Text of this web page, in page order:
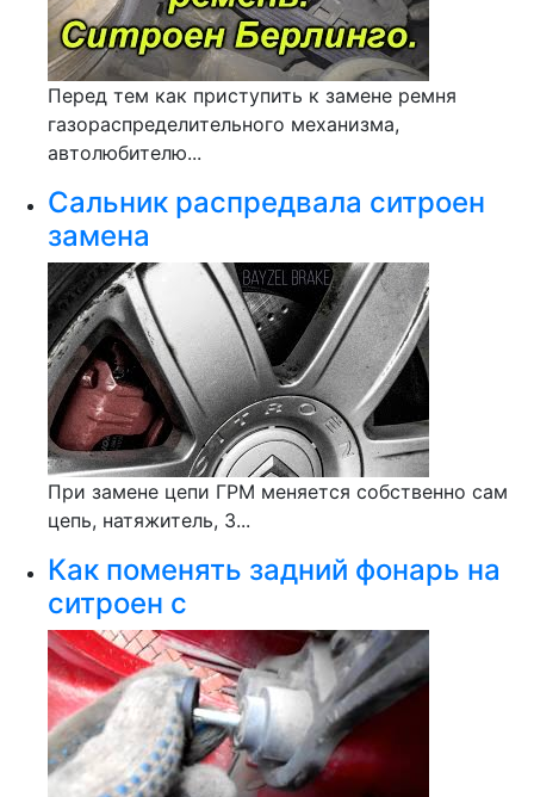
Перед тем как приступить к замене ремня
газораспределительного механизма,
автолюбителю...
Сальник распредвала ситроен
замена
При замене цепи ГРМ меняется собственно сам
цепь, натяжитель, 3...
Как поменять задний фонарь на
ситроен с